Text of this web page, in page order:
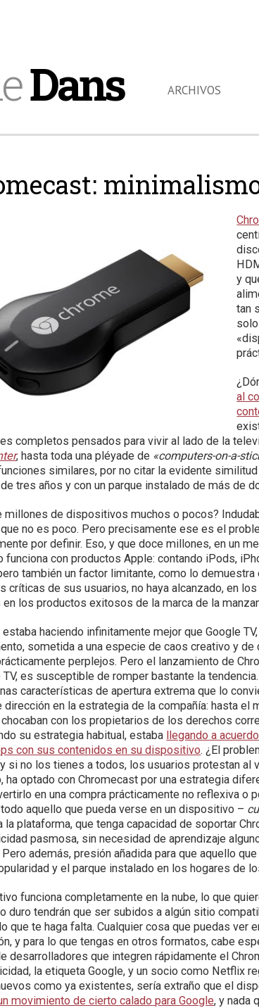
Dans ARCHIVOS
y
tan
al
completos pensados para vivir al lado de la
, hasta toda una pléyade de «computers-on-a-
similares, por no citar la evidente
tres años y con un parque instalado de más de
millones de dispositivos muchos o pocos?
no es poco. Pero precisamente ese es el
por definir. Eso, y que doce millones, en un
funciona con productos Apple: contando iPods,
también un factor limitante, como lo
críticas de sus usuarios, no haya alcanzado, en
en los productos exitosos de la marca de la
estaba haciendo infinitamente mejor que Google
sometida a una especie de caos creativo y
perplejos. Pero el lanzamiento de
TV, es susceptible de romper bastante la
características de apertura extrema que lo
dirección en la estrategia de la compañía: hasta
con los propietarios de los derechos
su estrategia habitual, estaba llegando a
con sus contenidos en su dispositivo. ¿El
si no los tienes a todos, los usuarios protestan
ha optado con Chromecast por una estrategia
en una compra prácticamente no reflexiva o
aquello que pueda verse en un dispositivo –
la plataforma, que tenga capacidad de soportar
pasmosa, sin necesidad de aprendizaje
Pero además, presión añadida para que aquello
y el parque instalado en los hogares de
funciona completamente en la nube, lo que
duro tendrán que ser subidos a algún sitio
que te haga falta. Cualquier cosa que puedas ver
y para lo que tengas en otros formatos, cabe
desarrolladores que integren rápidamente el
la etiqueta Google, y un socio como Netflix
como ya existentes, sería extraño que el
movimiento de cierto calado para Google, y nada